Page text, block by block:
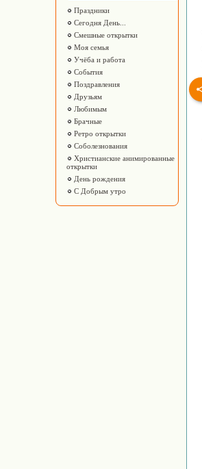
Праздники
Сегодня День...
Смешные открытки
Моя семья
Учёба и работа
События
Поздравления
Друзьям
Любимым
Брачные
Ретро открытки
Соболезнования
Христианские анимированные
открытки
День рождения
С Добрым утро